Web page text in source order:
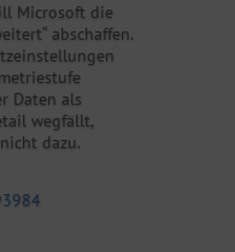
Microsoft die
abschaffen.
Daten als
wegfällt,
dazu.